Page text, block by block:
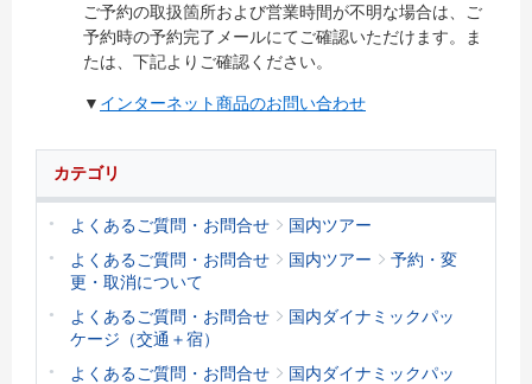
ご予約の取扱箇所および営業時間が不明な場合は、ご
予約時の予約完了メールにてご確認いただけます。ま
たは、下記よりご確認ください。
▼ インターネット商品のお問い合わせ
カテゴリ
よくあるご質問・お問合せ
国内ツアー
よくあるご質問・お問合せ
国内ツアー
予約・変
更・取消について
よくあるご質問・お問合せ
国内ダイナミックパッ
ケージ（交通＋宿）
よくあるご質問・お問合せ
国内ダイナミックパッ